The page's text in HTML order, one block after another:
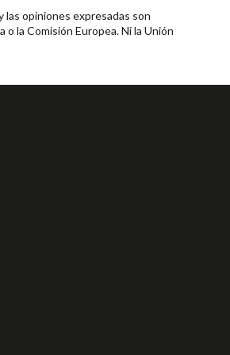
las opiniones expresadas son
la Comisión Europea. Ni la Unión